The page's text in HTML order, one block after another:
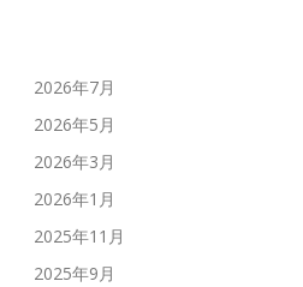
2026年7月
2026年5月
2026年3月
2026年1月
2025年11月
2025年9月